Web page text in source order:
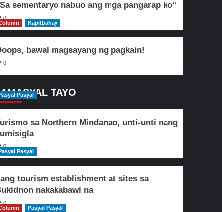
sementaryo nabuo ang mga pangarap ko“
0
Kapitbahay
bawal magsayang ng pagkain!
0
TAYO
Pasyal
sa Northern Mindanao, unti-unti nang
0
Pasyal
tourism establishment at sites sa
nakakabawi na
0
Pasyal Pasyal